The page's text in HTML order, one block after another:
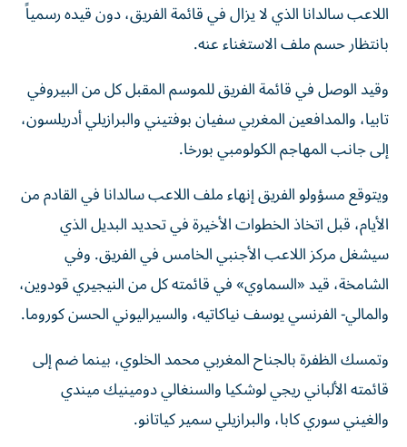
اللاعب سالدانا الذي لا يزال في قائمة الفريق، دون قيده رسمياً
بانتظار حسم ملف الاستغناء عنه.
وقيد الوصل في قائمة الفريق للموسم المقبل كل من البيروفي
تابيا، والمدافعين المغربي سفيان بوفتيني والبرازيلي أدريلسون،
إلى جانب المهاجم الكولومبي بورخا.
ويتوقع مسؤولو الفريق إنهاء ملف اللاعب سالدانا في القادم من
الأيام، قبل اتخاذ الخطوات الأخيرة في تحديد البديل الذي
سيشغل مركز اللاعب الأجنبي الخامس في الفريق. وفي
الشامخة، قيد «السماوي» في قائمته كل من النيجيري قودوين،
والمالي- الفرنسي يوسف نياكاتيه، والسيراليوني الحسن كوروما.
وتمسك الظفرة بالجناح المغربي محمد الخلوي، بينما ضم إلى
قائمته الألباني ريجي لوشكيا والسنغالي دومينيك ميندي
والغيني سوري كابا، والبرازيلي سمير كياتانو.